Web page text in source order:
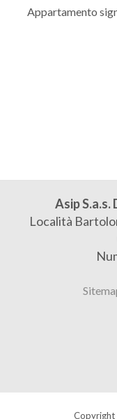
Appartamento
Asip S.a.s.
Località